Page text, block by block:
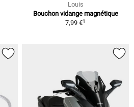
Louis
Bouchon vidange magnétique
7,99 €1